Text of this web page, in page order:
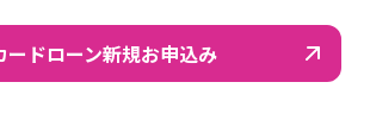
ードローン新規お申込み